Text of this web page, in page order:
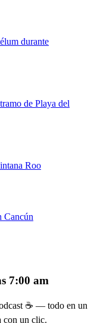
durante
de Playa del
Roo
Cancún
7:00 am
☕ — todo en un
con un clic.